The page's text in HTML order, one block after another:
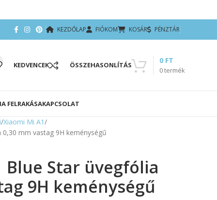
KEZDŐLAP FIÓKOM KOSÁR PÉNZTÁR
KEDVENCEK ÖSSZEHASONLÍTÁS
0termék
0 FT
FELRAKÁSAKAPCSOLAT
Xiaomi Mi A1
mm vastag 9H keménységű
Blue Star üvegfólia
9H keménységű